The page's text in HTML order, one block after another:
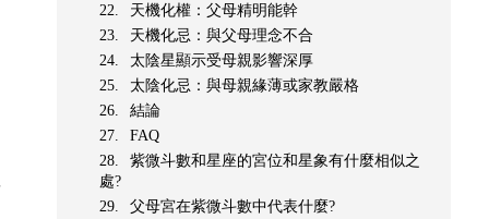
天機化權：父母精明能幹
天機化忌：與父母理念不合
太陰星顯示受母親影響深厚
太陰化忌：與母親緣薄或家教嚴格
結論
FAQ
紫微斗數和星座的宮位和星象有什麼相似之
處?
父母宮在紫微斗數中代表什麼?